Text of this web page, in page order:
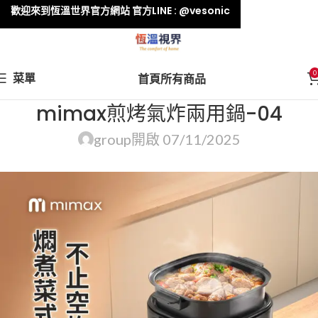
菜單 首頁所有商品 0
mimax煎烤氣炸兩用鍋-04
group開啟 07/11/2025
歡迎來到恆溫世界官方網站 官方LINE : @vesonic